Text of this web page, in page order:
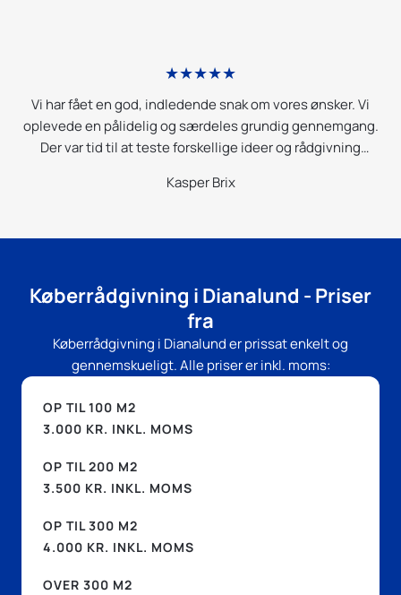
★★★★★
Vi har fået en god, indledende snak om vores ønsker. Vi
oplevede en pålidelig og særdeles grundig gennemgang.
Der var tid til at teste forskellige ideer og rådgivning
planlægning og realisering. Stor ros her fra.
Kasper Brix
Køberrådgivning i Dianalund - Priser
fra
Køberrådgivning i Dianalund er prissat enkelt og
gennemskueligt. Alle priser er inkl. moms:
OP TIL 100 M2
3.000 KR. INKL. MOMS
OP TIL 200 M2
3.500 KR. INKL. MOMS
OP TIL 300 M2
4.000 KR. INKL. MOMS
OVER 300 M2